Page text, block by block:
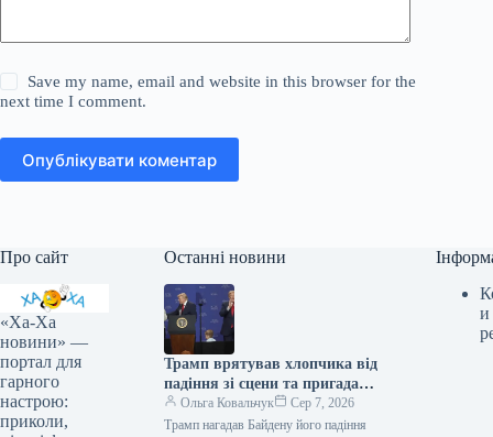
Save my name, email and website in this browser for the
next time I comment.
Опублікувати коментар
Про сайт
«Ха-Ха
новини» —
портал для
гарного
настрою:
приколи,
Останні новини
Трамп врятував хлопчика від
падіння зі сцени та пригадав
Байдена (відео)
Ольга Ковальчук
Сер 7, 2026
Трамп нагадав Байдену його падіння
и